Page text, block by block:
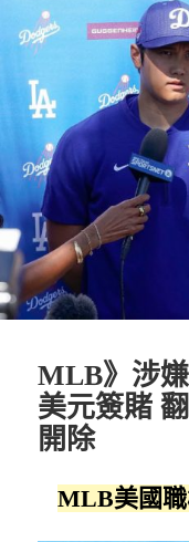
MLB》涉
美元簽賭
開除
MLB美國